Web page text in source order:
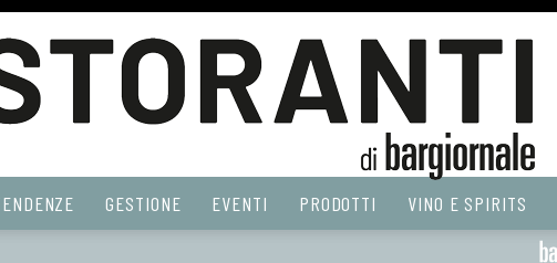
GESTIONE EVENTI PRODOTTI VINO E SPIRITS